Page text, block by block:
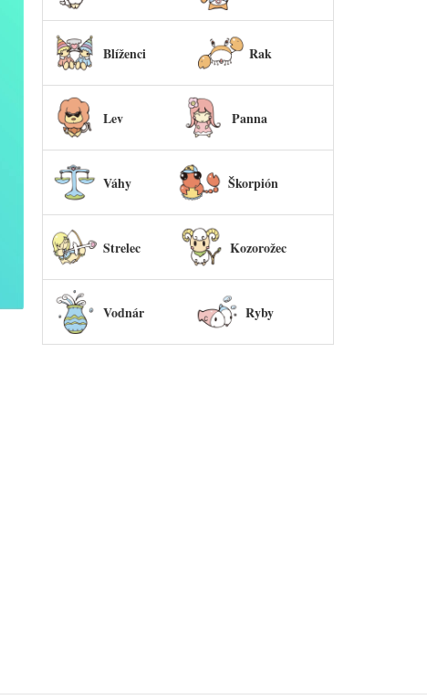
Blíženci Rak
Lev Panna
Váhy Škorpión
Strelec Kozorožec
Vodnár Ryby